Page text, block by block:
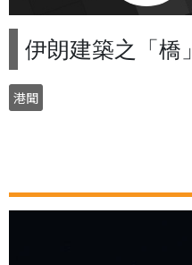
伊朗建築之「橋」
港聞